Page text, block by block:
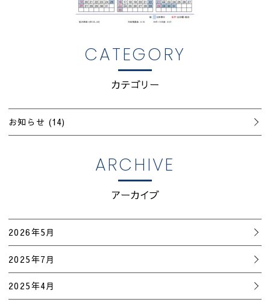
CATEGORY
カテゴリー
お知らせ (14)
ARCHIVE
アーカイブ
2026年5月
2025年7月
2025年4月